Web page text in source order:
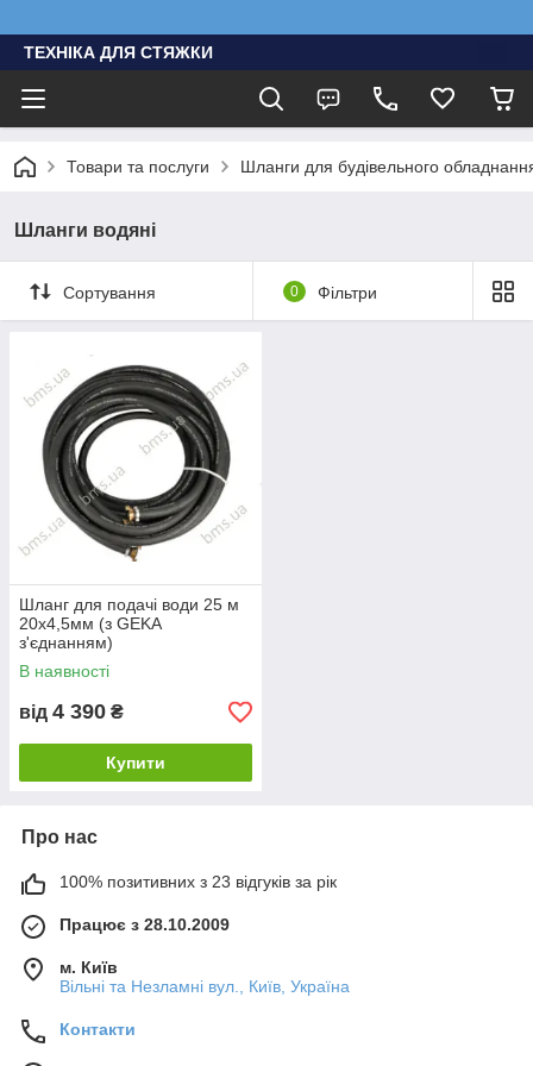
ТЕХНІКА ДЛЯ СТЯЖКИ
Товари та послуги Шланги для будівельного
Шланги водяні
Сортування 0 Фільтри
Шланг для подачі води 25 м
20х4,5мм (з GEKA
з'єднанням)
В наявності
від 4 390 ₴
Купити
Про нас
100% позитивних з 23 відгуків за рік
Працює з 28.10.2009
м. Київ
Вільні та Незламні вул., Київ, Україна
Контакти